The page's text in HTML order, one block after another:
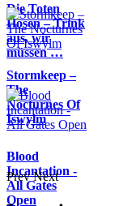
Die Toten
Hosen – Trink
aus, wir
müssen …
Stormkeep –
The
Nocturnes Of
Iswylm
Blood
Incantation -
All Gates
Open
Prev Next